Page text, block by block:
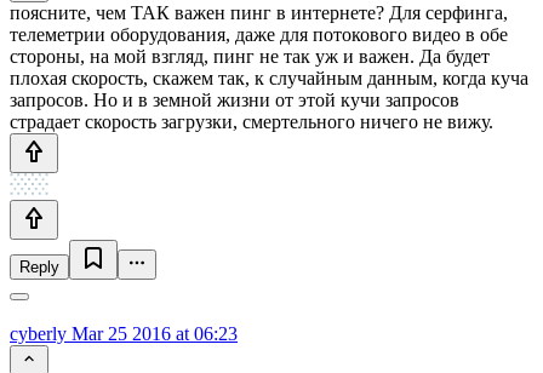
поясните, чем ТАК важен пинг в интернете? Для серфинга,
телеметрии оборудования, даже для потокового видео в обе
стороны, на мой взгляд, пинг не так уж и важен. Да будет
плохая скорость, скажем так, к случайным данным, когда куча
запросов. Но и в земной жизни от этой кучи запросов
страдает скорость загрузки, смертельного ничего не вижу.
Reply
cyberly Mar 25 2016 at 06:23